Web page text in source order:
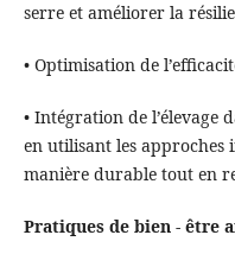
serre et améliorer la
• Optimisation de
• Intégration de l’élevage
en utilisant les
manière durable tout en
Pratiques de bien - être